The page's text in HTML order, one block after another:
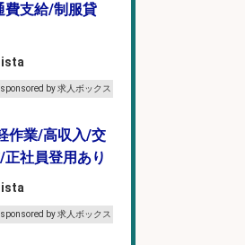
費支給/制服貸
sponsored by 求人ボックス
作業/高収入/交
社員登用あり
sponsored by 求人ボックス